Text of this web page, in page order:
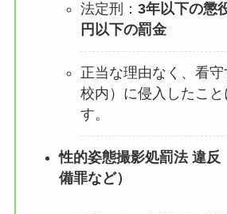
法定刑： 3年以下の懲
円以下の罰金
正当な理由なく、看
校内）に侵入したこ
す。
性的姿態撮影処罰法 違反
備罪など）